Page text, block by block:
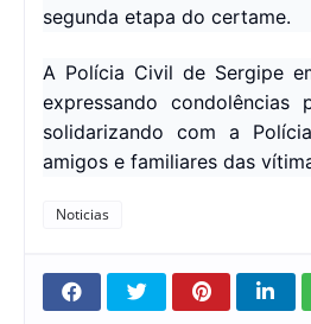
segunda etapa do certame.
A Polícia Civil de Sergipe
expressando
solidarizando com a
amigos e familiares das
Noticias